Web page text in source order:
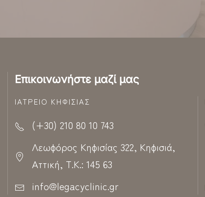
Επικοινωνήστε μαζί μας
ΙΑΤΡΕΊΟ ΚΗΦΙΣΊΑΣ
(+30) 210 80 10 743
Λεωφόρος Κηφισίας 322, Κηφισιά,
Αττική, Τ.Κ.: 145 63
info@legacyclinic.gr